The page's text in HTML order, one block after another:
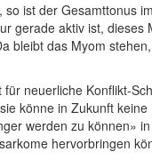
ist der Gesamttonus
gerade aktiv ist,
bleibt das Myom
neuerliche Konflikt-
könne in Zukunft
werden zu können»
hervorbringen